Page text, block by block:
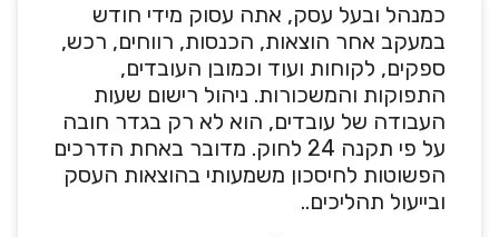
כמנהל ובעל עסק, אתה עסוק מידי חודש
במעקב אחר הוצאות, הכנסות, רווחים, רכש,
ספקים, לקוחות ועוד וכמובן העובדים,
התפוקות והמשכורות. ניהול רישום שעות
העבודה של עובדים, הוא לא רק בגדר חובה
על פי תקנה 24 לחוק. מדובר באחת הדרכים
הפשוטות לחיסכון משמעותי בהוצאות העסק
ובייעול תהליכים..